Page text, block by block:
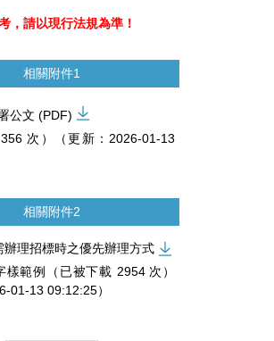
，請以現行法規為準！
相關附件1
公文 (PDF)
356 次）（更新：2026-01-13
相關附件2
樣範例（已被下載 2954 次）
01-13 09:12:25）